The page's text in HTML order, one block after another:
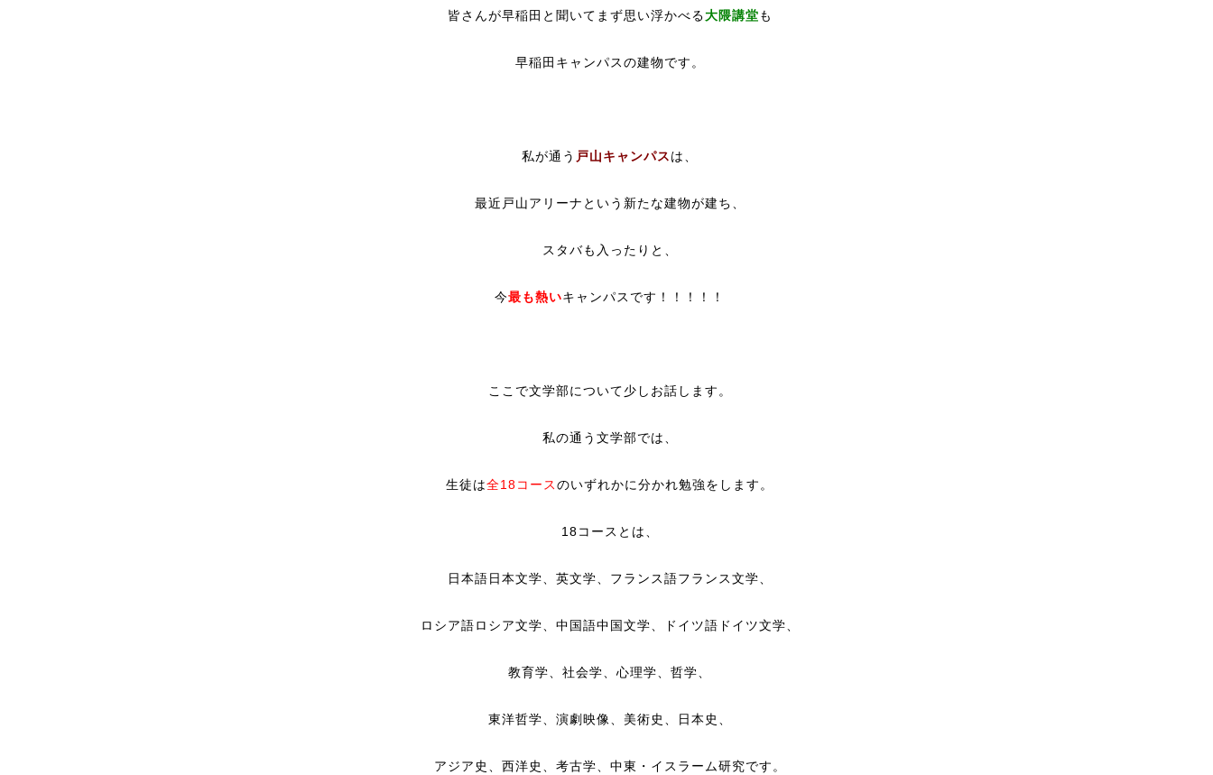
皆さんが早稲田と聞いてまず思い浮かべる大隈講堂も
早稲田キャンパスの建物です。
私が通う 戸山キャンパスは、
最近戸山アリーナという新たな建物が建ち、
スタバも入ったりと、
今最も熱いキャンパスです！！！！！
ここで文学部について少しお話します。
私の通う文学部では、
生徒は全18コースのいずれかに分かれ勉強をします。
18コースとは、
日本語日本文学、英文学、フランス語フランス文学、
ロシア語ロシア文学、中国語中国文学、ドイツ語ドイツ文学、
教育学、社会学、心理学、哲学、
東洋哲学、演劇映像、美術史、日本史、
アジア史、西洋史、考古学、中東・イスラーム研究です。